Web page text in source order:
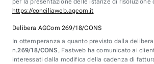
per la presentazione delle istanze di risoluzione
https://conciliaweb.agcom.it
Delibera AGCom 269/18/CONS
In ottemperanza a quanto previsto dalla delibera
n.269/18/CONS , Fastweb ha comunicato ai
interessati dalla modifica della cadenza di